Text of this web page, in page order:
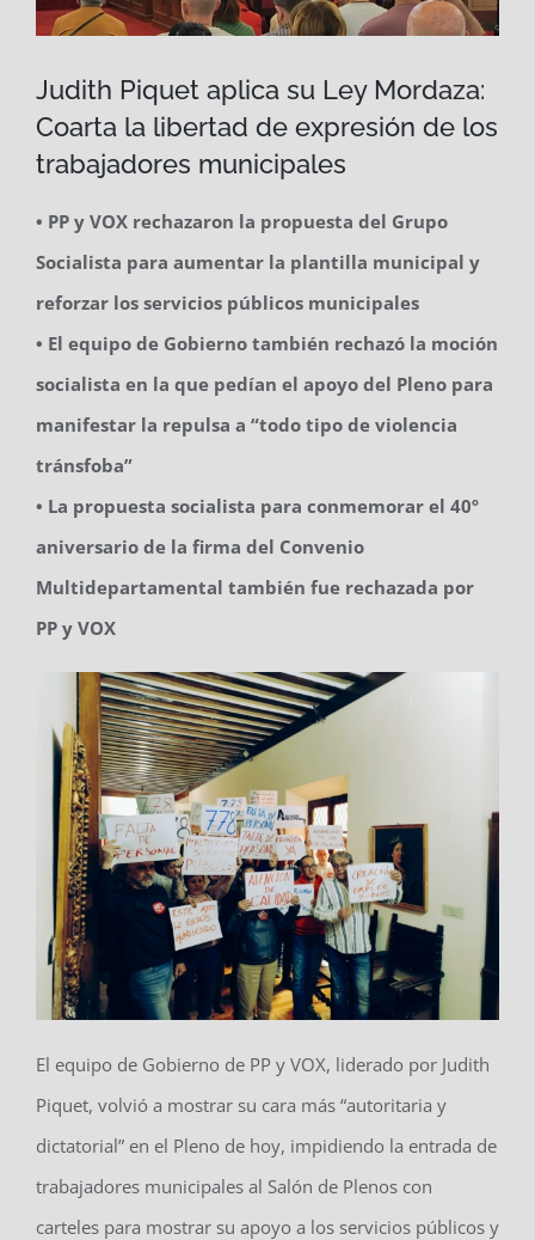
Judith Piquet aplica su Ley Mordaza:
Coarta la libertad de expresión de los
trabajadores municipales
• PP y VOX rechazaron la propuesta del Grupo
Socialista para aumentar la plantilla municipal y
reforzar los servicios públicos municipales
• El equipo de Gobierno también rechazó la moción
socialista en la que pedían el apoyo del Pleno para
manifestar la repulsa a “todo tipo de violencia
tránsfoba”
• La propuesta socialista para conmemorar el 40º
aniversario de la firma del Convenio
Multidepartamental también fue rechazada por
PP y VOX
El equipo de Gobierno de PP y VOX, liderado por Judith
Piquet, volvió a mostrar su cara más “autoritaria y
dictatorial” en el Pleno de hoy, impidiendo la entrada de
trabajadores municipales al Salón de Plenos con
carteles para mostrar su apoyo a los servicios públicos y